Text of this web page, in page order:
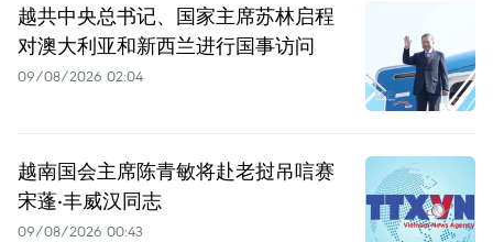
越共中央总书记、国家主席苏林启程
对澳大利亚和新西兰进行国事访问
09/08/2026 02:04
越南国会主席陈青敏将赴老挝吊唁赛
宋蓬·丰威汉同志
09/08/2026 00:43